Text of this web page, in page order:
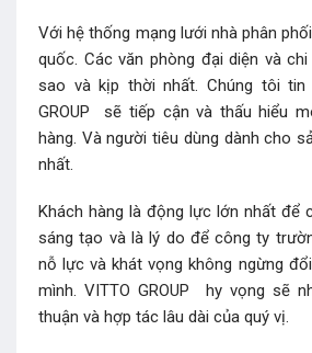
Với hệ thống mạng lưới nhà phân
quốc. Các văn phòng đại diện và
sao và kịp thời nhất. Chúng tôi tin
GROUP sẽ tiếp cận và thấu hiểu
hàng. Và người tiêu dùng dành cho
nhất.
Khách hàng là động lực lớn nhất để
sáng tạo và là lý do để công ty
nỗ lực và khát vọng không ngừng
mình. VITTO GROUP hy vọng sẽ
thuận và hợp tác lâu dài của quý vị.